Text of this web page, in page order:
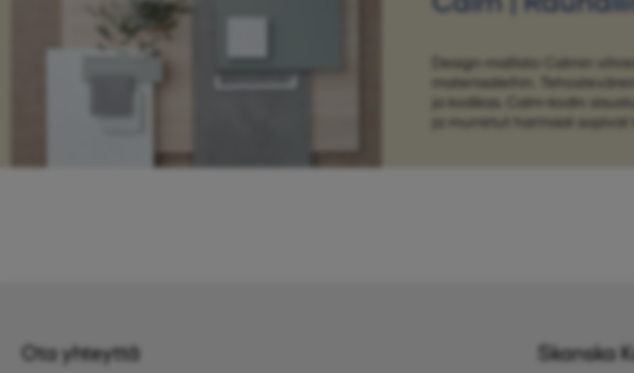
Design-mallisto Calmin
materiaaleihin.
ja kodikas. Calm-kodin
ja murretut harmaat sopivat
Ota yhteyttä Skanska